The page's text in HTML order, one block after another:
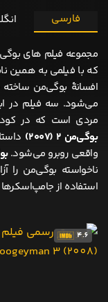
فارسی
افسانهٔ بوگی‌من
می‌شود. سه فیلم در
مردی است که در
بوگی‌من ۲ (۲۰۰۷)
واقعی روبرو می‌شود.
ناخواسته بوگی‌من را
استفاده از
4.6